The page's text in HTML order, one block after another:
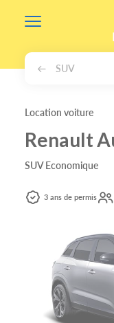
SUV
Location voiture
Renault
SUV Economique
3 ans de permis